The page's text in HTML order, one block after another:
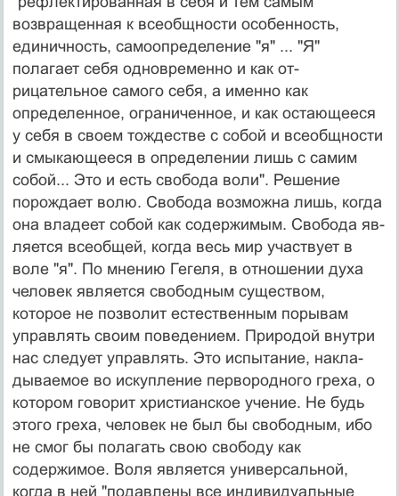
возвращенная к всеобщности особенность,
единичность, самоопреде­ление "я" ... "Я"
полагает себя одновременно и как от­
рицательное самого себя, а именно как
определенное, ограниченное, и как остающееся
у себя в своем тожде­стве с собой и всеобщности
и смыкающееся в опреде­лении лишь с самим
собой... Это и есть свобода воли". Решение
порождает волю. Свобода возможна лишь, когда
она владеет собой как содержимым. Свобода яв­
ляется всеобщей, когда весь мир участвует в
воле "я". По мнению Гегеля, в отношении духа
человек является свободным существом,
которое не позволит естествен­ным порывам
управлять своим поведением. Природой внутри
нас следует управлять. Это испытание, накла­
дываемое во искупление первородного греха, о
кото­ром говорит христианское учение. Не будь
этого греха, человек не был бы свободным, ибо
не смог бы полагать свою свободу как
содержимое. Воля является универ­сальной,
когда в ней "подавлены все индивидуальные